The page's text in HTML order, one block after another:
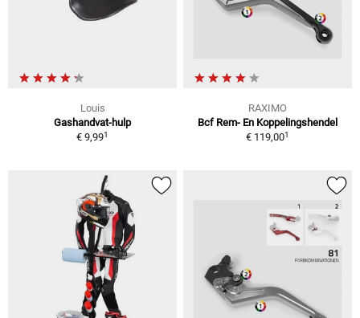
Louis
Gashandvat-hulp
€ 9,991
RAXIMO
Bcf Rem- En Koppelingshendel
€ 119,001